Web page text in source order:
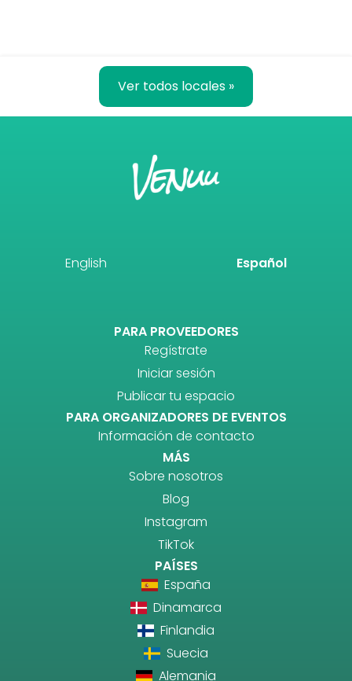
Ver todos locales »
English Español
PARA PROVEEDORES
Regístrate
Iniciar sesión
Publicar tu espacio
PARA ORGANIZADORES DE EVENTOS
Información de contacto
MÁS
Sobre nosotros
Blog
Instagram
TikTok
PAÍSES
España
Dinamarca
Finlandia
Suecia
Alemania